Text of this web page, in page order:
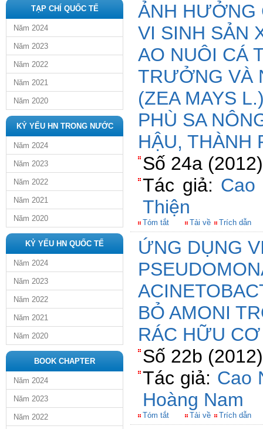
TẠP CHÍ QUỐC TẾ
Năm 2024
Năm 2023
Năm 2022
Năm 2021
Năm 2020
KỶ YẾU HN TRONG NƯỚC
Năm 2024
Năm 2023
Năm 2022
Năm 2021
Năm 2020
KỶ YẾU HN QUỐC TẾ
Năm 2024
Năm 2023
Năm 2022
Năm 2021
Năm 2020
BOOK CHAPTER
Năm 2024
Năm 2023
Năm 2022
ẢNH HƯỞNG
VI SINH SẢN
AO NUÔI CÁ
TRƯỞNG VÀ
(ZEA MAYS
PHÙ SA
HẬU, THÀNH
Số 24a
Tác giả: Cao
Thiện
Tóm tắt Tải về Trích dẫn
ỨNG DỤNG
BỎ AMONI
RÁC HỮU CƠ
Số 22b
Tác giả: Cao
Hoàng Nam
Tóm tắt Tải về Trích dẫn